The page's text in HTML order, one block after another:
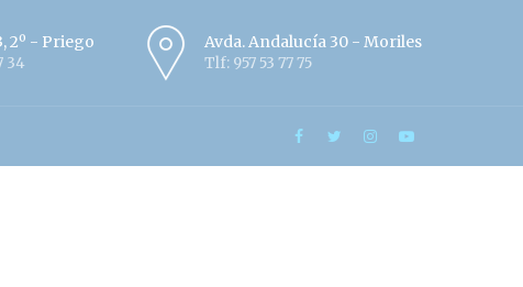
2º - Priego
34
Avda. Andalucía 30 - Moriles
Tlf: 957 53 77 75